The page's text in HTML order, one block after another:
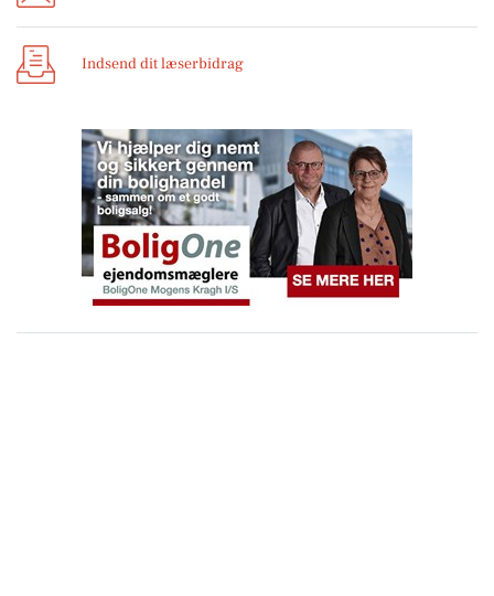
Indsend dit læserbidrag